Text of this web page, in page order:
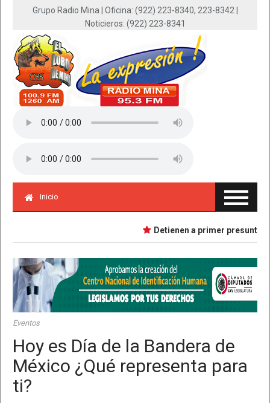
Grupo Radio Mina | Oficina: (922) 223-8340, 223-8342 |
Noticieros: (922) 223-8341
Inicio
Detienen a primer presunta
Eventos
Hoy es Día de la Bandera de
México ¿Qué representa para
ti?